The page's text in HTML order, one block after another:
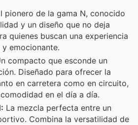
pionero de la gama N, conocido
y un diseño que no deja
quienes buscan una experiencia
emocionante.
compacto que esconde un
Diseñado para ofrecer la
en carretera como en circuito,
en el día a día.
La mezcla perfecta entre un
Combina la versatilidad de